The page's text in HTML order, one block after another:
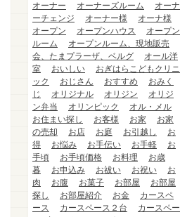
オーナー
オーナーズルーム
オーナ
ーチェンジ
オーナー様
オーナ様
オープン
オープンハウス
オープン
ルーム
オープンルーム、現地販売
会、たまプラーザ、ベルグ
オール洋
室
おいしい
おぎはらこどもクリニ
ック
おじさん おすすめ
おみく
じ
オリジナル オリジン
オリジ
ン弁当
オリンピック
オル・メル
お住まい探し
お客様 お家
お家
の売却
お店 お庭 お引越し
お
得
お悩み お手伝い お手軽
お
手頃
お手頃価格 お料理
お歳
暮
お申込み お祓い お祝い
お
肉
お腹 お菓子 お部屋
お部屋
探し
お部屋紹介 お金
カースペ
ース
カースペース２台
カースペー